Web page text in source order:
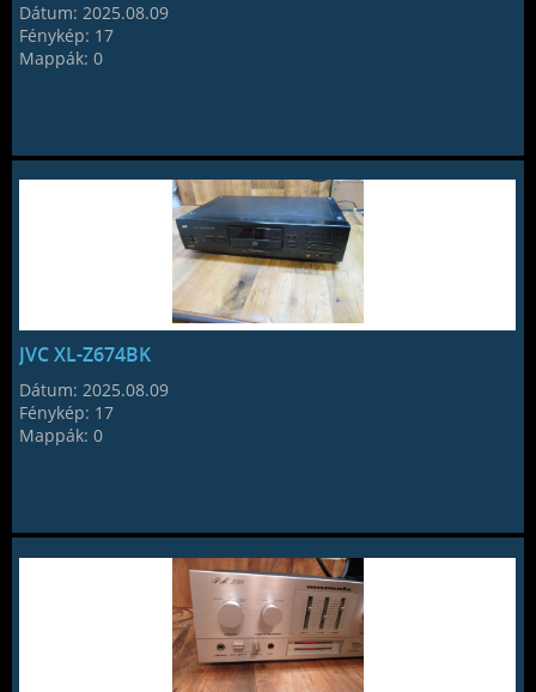
Dátum:2025.08.09
Fénykép: 17
Mappák:0
JVC XL-Z674BK
Dátum:2025.08.09
Fénykép: 17
Mappák:0